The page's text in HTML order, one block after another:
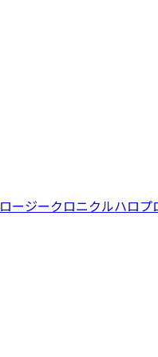
ロージークロニクルハロプ